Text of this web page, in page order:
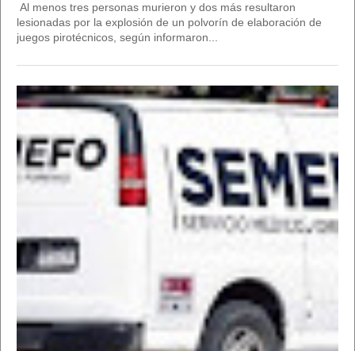
Al menos tres personas murieron y dos más resultaron
lesionadas por la explosión de un polvorín de elaboración de
juegos pirotécnicos, según informaron...